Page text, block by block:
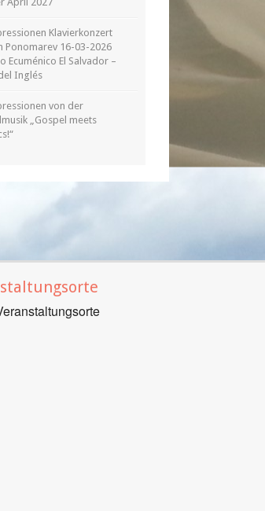
Klavierkonzert
Ponomarev 16-03-2026
Ecuménico El Salvador –
Inglés
von der
„Gospel meets